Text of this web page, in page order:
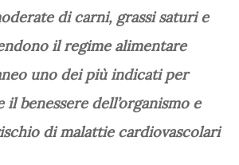
di carni, grassi saturi e
il regime alimentare
uno dei più indicati per
benessere dell’organismo e
di malattie cardiovascolari